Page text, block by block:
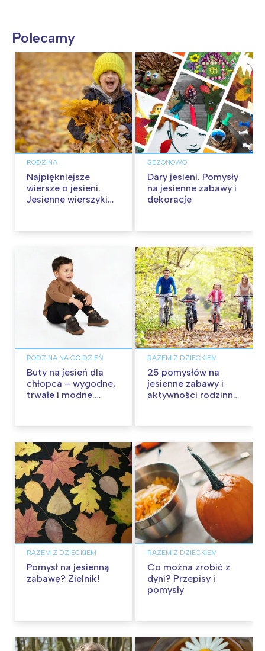
Polecamy
RODZINA
Najpiękniejsze
wiersze o jesieni.
Jesienne wierszyki
SEZONOWO
Dary jesieni. Pomysły
na jesienne zabawy i
dekoracje
RODZINA NA CO DZIEŃ
Buty na jesień dla
chłopca – wygodne,
trwałe i modne.
RAZEM Z DZIECKIEM
25 pomysłów na
jesienne zabawy i
aktywności rodzinne
RAZEM Z DZIECKIEM
Pomysł na jesienną
zabawę? Zielnik!
RAZEM Z DZIECKIEM
Co można zrobić z
dyni? Przepisy i
pomysły